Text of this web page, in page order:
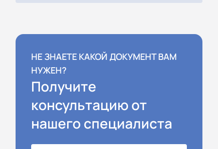
НЕ ЗНАЕТЕ КАКОЙ ДОКУМЕНТ ВАМ
НУЖЕН?
Получите
консультацию от
нашего специалиста